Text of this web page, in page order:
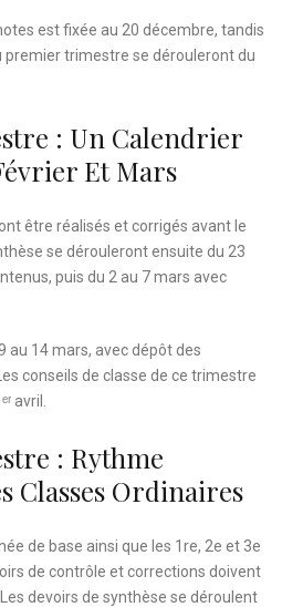
est fixée au 20 décembre, tandis
premier trimestre se dérouleront du
: Un Calendrier
Et Mars
être réalisés et corrigés avant le
se dérouleront ensuite du 23
puis du 2 au 7 mars avec
au 14 mars, avec dépôt des
conseils de classe de ce trimestre
avril.
: Rythme
Classes Ordinaires
de base ainsi que les 1re, 2e et 3e
de contrôle et corrections doivent
devoirs de synthèse se déroulent